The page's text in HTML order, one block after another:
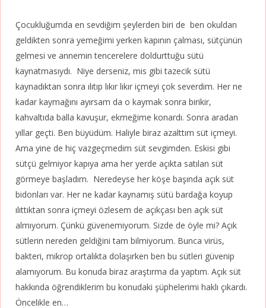
Çocukluğumda en sevdiğim şeylerden biri de ben okuldan
geldikten sonra yemeğimi yerken kapının çalması, sütçünün
gelmesi ve annemin tencerelere doldurttuğu sütü
kaynatmasıydı. Niye derseniz, mis gibi tazecik sütü
kaynadıktan sonra ılıtıp lıkır lıkır içmeyi çok severdim. Her ne
kadar kaymağını ayırsam da o kaymak sonra birikir,
kahvaltıda balla kavuşur, ekmeğime konardı. Sonra aradan
yıllar geçti. Ben büyüdüm. Haliyle biraz azalttım süt içmeyi.
Ama yine de hiç vazgeçmedim süt sevgimden. Eskisi gibi
sütçü gelmiyor kapıya ama her yerde açıkta satılan süt
görmeye başladım. Neredeyse her köşe başında açık süt
bidonları var. Her ne kadar kaynamış sütü bardağa koyup
ılıttıktan sonra içmeyi özlesem de açıkçası ben açık süt
almıyorum. Çünkü güvenemiyorum. Sizde de öyle mi? Açık
sütlerin nereden geldiğini tam bilmiyorum. Bunca virüs,
bakteri, mikrop ortalıkta dolaşırken ben bu sütleri güvenip
alamıyorum. Bu konuda biraz araştırma da yaptım. Açık süt
hakkında öğrendiklerim bu konudaki şüphelerimi haklı çıkardı.
Öncelikle en…